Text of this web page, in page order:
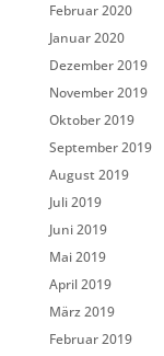
Februar 2020
Januar 2020
Dezember 2019
November 2019
Oktober 2019
September 2019
August 2019
Juli 2019
Juni 2019
Mai 2019
April 2019
März 2019
Februar 2019